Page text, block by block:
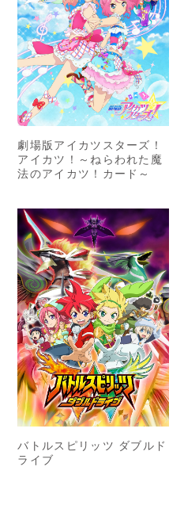
劇場版アイカツスターズ！
アイカツ！～ねらわれた魔
法のアイカツ！カード～
バトルスピリッツ ダブルド
ライブ